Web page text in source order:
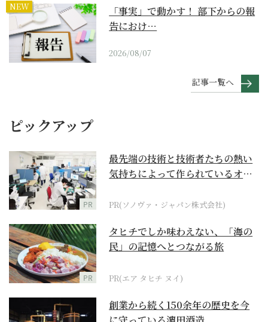
NEW
「事実」で動かす！ 部下からの報
告におけ…
2026/08/07
記事一覧へ
ピックアップ
PR
最先端の技術と技術者たちの熱い
気持ちによって作られているオー
PR(ソノヴァ・ジャパン株式会社)
PR
タヒチでしか味わえない、「海の
民」の記憶へとつながる旅
PR(エア タヒチ ヌイ)
創業から続く150余年の歴史を今